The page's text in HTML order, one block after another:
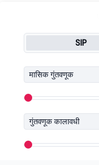
SIP
मासिक गुंतवणूक
गुंतवणूक कालावधी